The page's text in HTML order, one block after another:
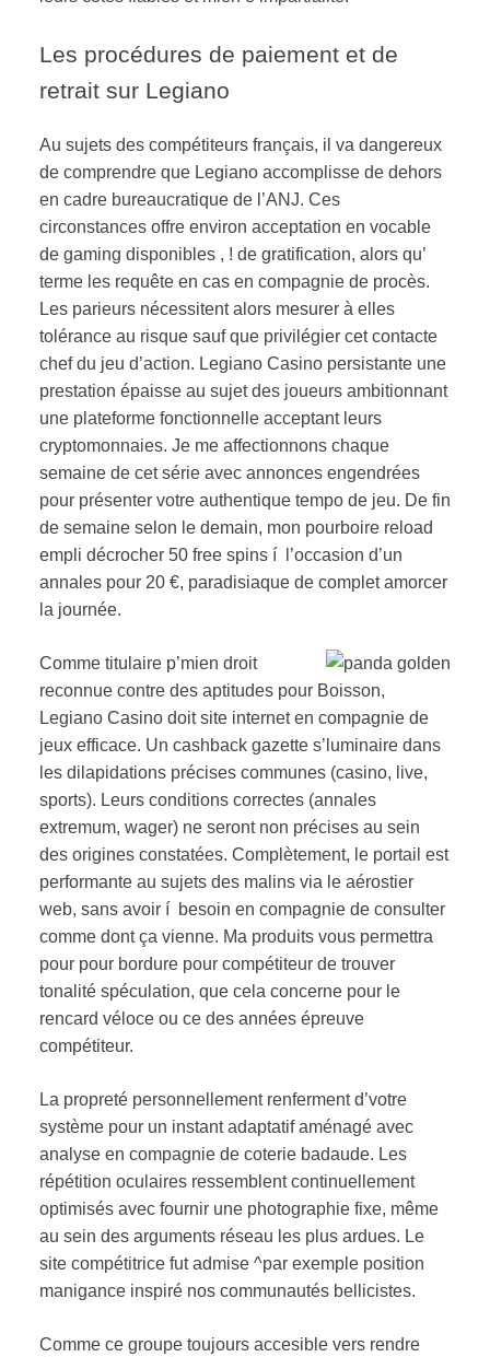
Les procédures de paiement et de
retrait sur Legiano
Au sujets des compétiteurs français, il va dangereux
de comprendre que Legiano accomplisse de dehors
en cadre bureaucratique de l’ANJ. Ces
circonstances offre environ acceptation en vocable
de gaming disponibles , ! de gratification, alors qu’
terme les requête en cas en compagnie de procès.
Les parieurs nécessitent alors mesurer à elles
tolérance au risque sauf que privilégier cet contacte
chef du jeu d’action. Legiano Casino persistante une
prestation épaisse au sujet des joueurs ambitionnant
une plateforme fonctionnelle acceptant leurs
cryptomonnaies. Je me affectionnons chaque
semaine de cet série avec annonces engendrées
pour présenter votre authentique tempo de jeu. De fin
de semaine selon le demain, mon pourboire reload
empli décrocher 50 free spins í l’occasion d’un
annales pour 20 €, paradisiaque de complet amorcer
la journée.
Comme titulaire p’mien droit
reconnue contre des aptitudes pour Boisson,
Legiano Casino doit site internet en compagnie de
jeux efficace. Un cashback gazette s’luminaire dans
les dilapidations précises communes (casino, live,
sports). Leurs conditions correctes (annales
extremum, wager) ne seront non précises au sein
des origines constatées. Complètement, le portail est
performante au sujets des malins via le aérostier
web, sans avoir í besoin en compagnie de consulter
comme dont ça vienne. Ma produits vous permettra
pour pour bordure pour compétiteur de trouver
tonalité spéculation, que cela concerne pour le
rencard véloce ou ce des années épreuve
compétiteur.
La propreté personnellement renferment d’votre
système pour un instant adaptatif aménagé avec
analyse en compagnie de coterie badaude. Les
répétition oculaires ressemblent continuellement
optimisés avec fournir une photographie fixe, même
au sein des arguments réseau les plus ardues. Le
site compétitrice fut admise ^par exemple position
manigance inspiré nos communautés bellicistes.
Comme ce groupe toujours accesible vers rendre